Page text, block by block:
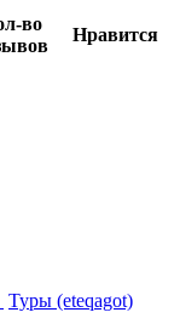
во
Нравится
Туры (eteqagot)